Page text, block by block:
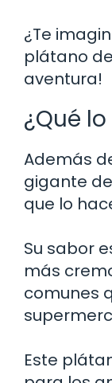
¿Te
plátano
aventura!
¿Qué
Además
gigante
que lo
Su sabor
más
comunes
Este